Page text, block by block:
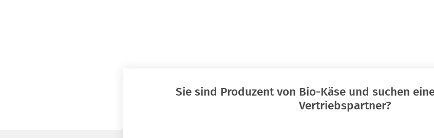
Marcel
aus
Ziegenmilch
Sie sind Produzent von Bio-Käse und suchen
Vertriebspartner?